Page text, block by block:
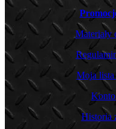
Materiały
Moja
Historia